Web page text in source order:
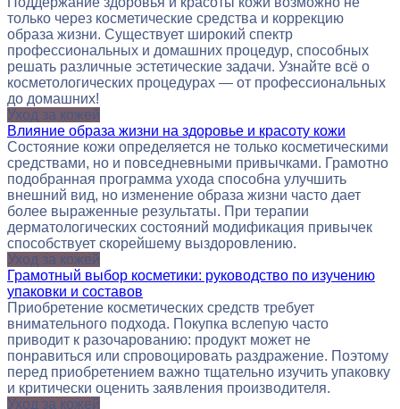
только через косметические средства и коррекцию
образа жизни. Существует широкий спектр
профессиональных и домашних процедур, способных
решать различные эстетические задачи. Узнайте всё о
косметологических процедурах — от профессиональных
до домашних!
Уход за кожей
Влияние образа жизни на здоровье и красоту кожи
Состояние кожи определяется не только косметическими
средствами, но и повседневными привычками. Грамотно
подобранная программа ухода способна улучшить
внешний вид, но изменение образа жизни часто дает
более выраженные результаты. При терапии
дерматологических состояний модификация привычек
способствует скорейшему выздоровлению.
Уход за кожей
Грамотный выбор косметики: руководство по изучению
упаковки и составов
Приобретение косметических средств требует
внимательного подхода. Покупка вслепую часто
приводит к разочарованию: продукт может не
понравиться или спровоцировать раздражение. Поэтому
перед приобретением важно тщательно изучить упаковку
и критически оценить заявления производителя.
Уход за кожей